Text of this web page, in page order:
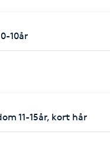
10år
11-15år, kort hår